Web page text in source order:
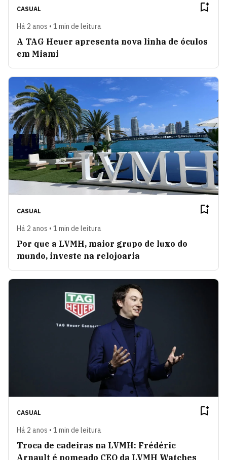
CASUAL
Há 2 anos • 1 min de leitura
A TAG Heuer apresenta nova linha de óculos
em Miami
CASUAL
Há 2 anos • 1 min de leitura
Por que a LVMH, maior grupo de luxo do
mundo, investe na relojoaria
CASUAL
Há 2 anos • 1 min de leitura
Troca de cadeiras na LVMH: Frédéric
Arnault é nomeado CEO da LVMH Watches